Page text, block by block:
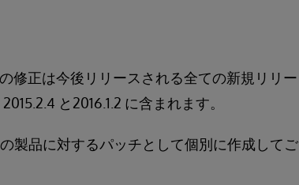
修正は今後リリースされる全ての新規リリー
と2016.1.2 に含まれます。
製品に対するパッチとして個別に作成してご